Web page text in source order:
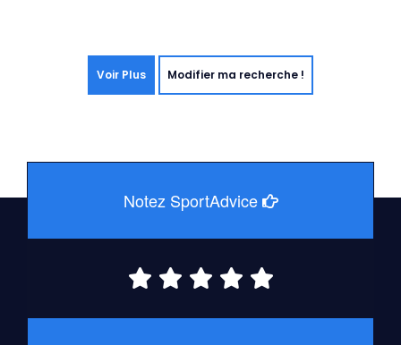
Voir Plus Modifier ma recherche !
Notez SportAdvice